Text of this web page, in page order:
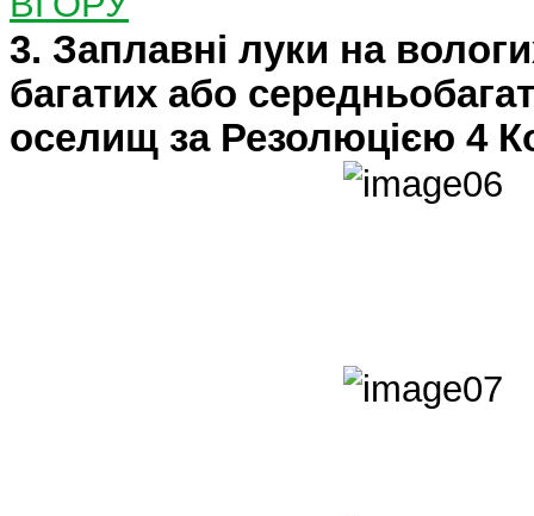
3. Заплавні луки на
багатих або
оселищ за Резолюцією 4